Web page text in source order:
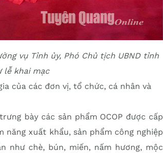
vụ Tỉnh ủy, Phó Chủ tịch UBND tỉnh
lễ khai mạc
của các đơn vị, tổ chức, cá nhân và
bày các sản phẩm OCOP được cấp
xuất khẩu, sản phẩm công nghiệp
như chè, bún, miến, nấm hương, mộc